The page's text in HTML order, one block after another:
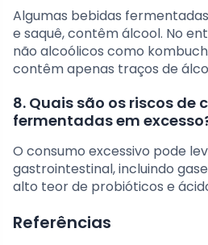
Algumas bebidas
e saquê, contêm álcool. No
não alcoólicos como
contêm apenas traços de
8. Quais são os riscos de
fermentadas em
O consumo excessivo pode
gastrointestinal, incluindo
alto teor de probióticos e
Referências